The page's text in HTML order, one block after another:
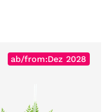
ab/from:Dez 2028